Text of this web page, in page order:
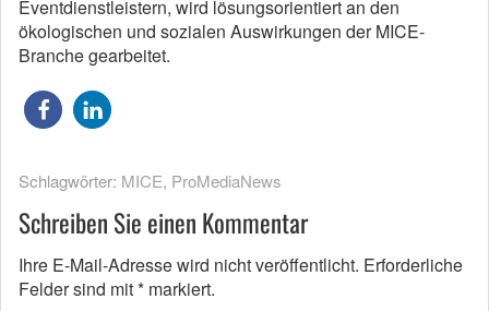
Eventdienstleistern, wird lösungsorientiert an den
ökologischen und sozialen Auswirkungen der MICE-
Branche gearbeitet.
Schlagwörter: MICE, ProMediaNews
Schreiben Sie einen Kommentar
Ihre E-Mail-Adresse wird nicht veröffentlicht. Erforderliche
Felder sind mit* markiert.